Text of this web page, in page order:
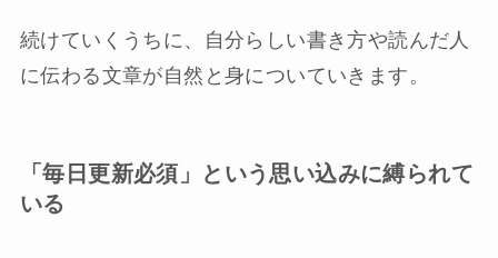
続けていくうちに、自分らしい書き方や読んだ人
に伝わる文章が自然と身についていきます。
「毎日更新必須」という思い込みに縛られて
いる